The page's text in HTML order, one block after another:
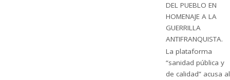
DEL PUEBLO EN
HOMENAJE A LA
GUERRILLA
ANTIFRANQUISTA.
La plataforma
“sanidad pública y
de calidad” acusa al